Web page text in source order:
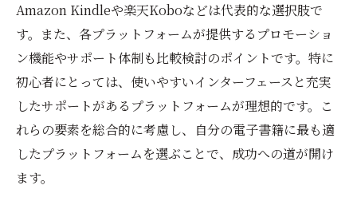
Amazon Kindleや楽天Koboなどは代表的な選択肢で
す。また、各プラットフォームが提供するプロモーショ
ン機能やサポート体制も比較検討のポイントです。特に
初心者にとっては、使いやすいインターフェースと充実
したサポートがあるプラットフォームが理想的です。こ
れらの要素を総合的に考慮し、自分の電子書籍に最も適
したプラットフォームを選ぶことで、成功への道が開け
ます。